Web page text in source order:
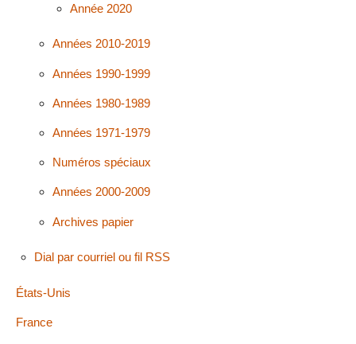
Année 2020
Années 2010-2019
Années 1990-1999
Années 1980-1989
Années 1971-1979
Numéros spéciaux
Années 2000-2009
Archives papier
Dial par courriel ou fil RSS
États-Unis
France